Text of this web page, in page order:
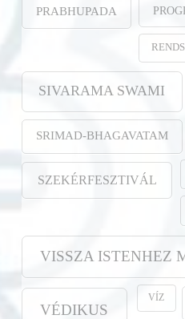
PRABHUPADA
SIVARAMA SWAMI
SRIMAD-BHAGAVATAM
SZEKÉRFESZTIVÁL
VISSZA ISTENHEZ
VÉDIKUS
VÍZ